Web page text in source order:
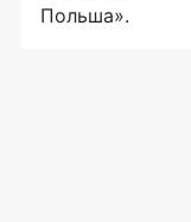
Польша».